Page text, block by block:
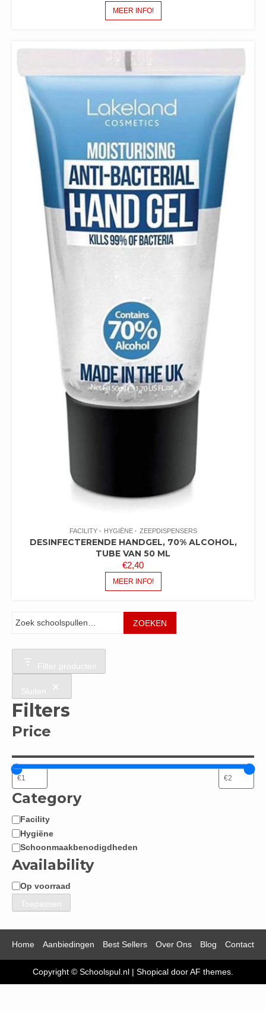
MEER INFO!
FACILITY HYGIËNE ZEEPDISPENSERS
DESINFECTERENDE HANDGEL, 70% ALCOHOL,
TUBE VAN 50 ML
€2,40
MEER INFO!
Zoeken
ZOEKEN
Filter producten
Sluiten
Filters
Price
Category
Categorie
Facility
Hygiëne
Schoonmaakbenodigdheden
Availability
Beschikbaarheid
Op voorraad
Toepassen
Home Aanbiedingen Best Sellers Over Ons Blog Contact
Copyright © Schoolspul.nl | Shopical door AF themes.